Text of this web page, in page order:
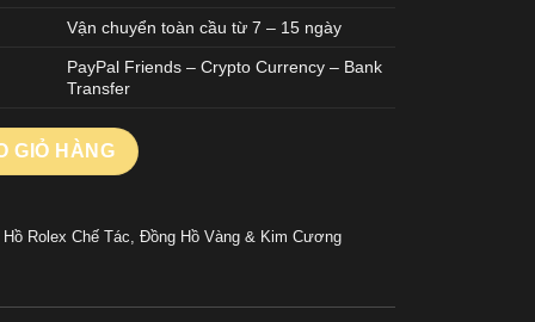
Vận chuyển toàn cầu từ 7 – 15 ngày
PayPal Friends – Crypto Currency – Bank
Transfer
CAO CẤP BỌC VÀNG THẬT MẶT SỐ MÀU NÂU
GIỎ HÀNG
Rolex Chế Tác Đồng Hồ Vàng & Kim Cương